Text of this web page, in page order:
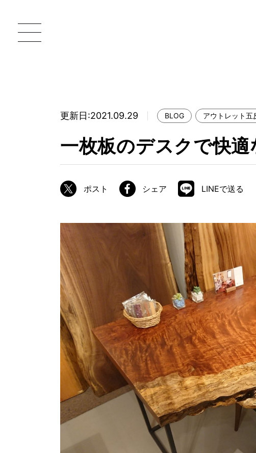
MOKUBA について
製造工程
加工技術
商品情報
ATELIER MOKUBAの一枚板テーブル
ATELIER MOKUBAの一枚板×異素材
特別なダイニングチェア
一枚板用のテーブル脚
樹種紹介
コーディネート集
メンテナンス方法
青山プ
吉祥寺
名古屋
大阪梅
アウト
大川ギ
天神ギ
公式オ
WEB
更新日:2021.09.29 BLOG アウトレット五
一枚板のデスクで快
ポスト シェア LINEで送る